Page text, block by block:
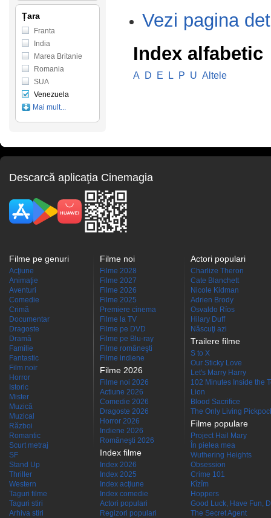
Vezi pagina
Index alfabetic
A D E L P U Altele
Țara
Franta
India
Marea Britanie
Romania
SUA
Venezuela
Mai mult...
Descarcă aplicaţia Cinemagia
Filme pe genuri
Acţiune
Animaţie
Aventuri
Comedie
Crimă
Documentar
Dragoste
Dramă
Familie
Fantastic
Film noir
Horror
Istoric
Mister
Muzică
Muzical
Război
Romantic
Scurt metraj
SF
Stand Up
Thriller
Western
Taguri filme
Taguri stiri
Arhiva stiri
Filme noi
Filme 2028
Filme 2027
Filme 2026
Filme 2025
Premiere cinema
Filme la TV
Filme pe DVD
Filme pe Blu-ray
Filme româneşti
Filme indiene
Filme 2026
Filme noi 2026
Actiune 2026
Comedie 2026
Dragoste 2026
Horror 2026
Indiene 2026
Româneşti 2026
Index filme
Index 2026
Index 2025
Index acţiune
Index comedie
Actori populari
Regizori populari
Actori populari
Charlize Theron
Cate Blanchett
Nicole Kidman
Adrien Brody
Osvaldo Ríos
Hilary Duff
Născuţi azi
Trailere filme
S to X
Our Sticky Love
Let's Marry Harry
102 Minutes Inside the
Lion
Blood Sacrifice
The Only Living
Filme populare
Project Hail Mary
În pielea mea
Wuthering Heights
Obsession
Crime 101
Kîzîm
Hoppers
Good Luck, Have Fun,
The Secret Agent